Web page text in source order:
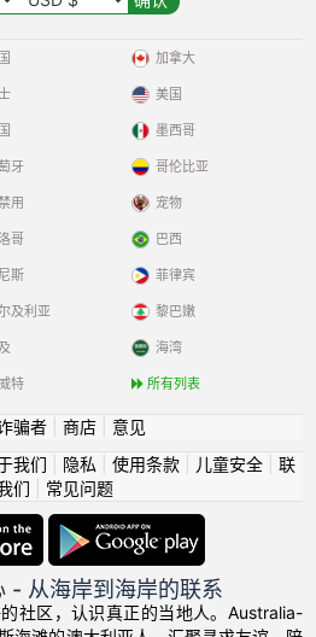
牙
用
加拿大
美国
墨西哥
哥伦比亚
宠物
哥
斯
及利亚
特
巴西
菲律宾
黎巴嫩
海湾
所有列表
骗者| 商店| 意见
我们 隐私 使用条款| 儿童安全| 联
们
常见问题
- 从海岸到海岸的联系
社区，认识真正的当地人。Australia-